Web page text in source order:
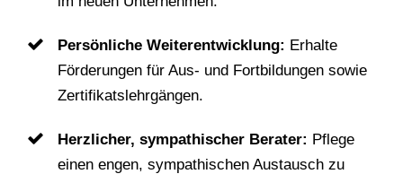
Persönliche Weiterentwicklung: Erhalte
Förderungen für Aus- und Fortbildungen sowie
Zertifikatslehrgängen.
Herzlicher, sympathischer Berater: Pflege
einen engen, sympathischen Austausch zu